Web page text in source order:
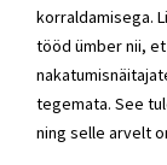
korraldamisega.
tööd ümber nii,
tegemata. See
ning selle arvelt